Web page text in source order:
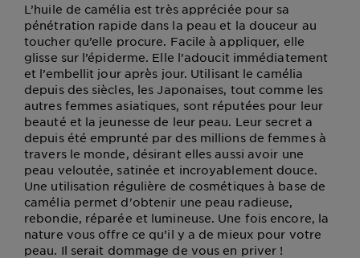
L’huile de camélia est très appréciée pour sa
pénétration rapide dans la peau et la douceur au
toucher qu’elle procure. Facile à appliquer, elle
glisse sur l’épiderme. Elle l’adoucit immédiatement
et l’embellit jour après jour. Utilisant le camélia
depuis des siècles, les Japonaises, tout comme les
autres femmes asiatiques, sont réputées pour leur
beauté et la jeunesse de leur peau. Leur secret a
depuis été emprunté par des millions de femmes à
travers le monde, désirant elles aussi avoir une
peau veloutée, satinée et incroyablement douce.
Une utilisation régulière de cosmétiques à base de
camélia permet d'obtenir une peau radieuse,
rebondie, réparée et lumineuse. Une fois encore, la
nature vous offre ce qu’il y a de mieux pour votre
peau. Il serait dommage de vous en priver !